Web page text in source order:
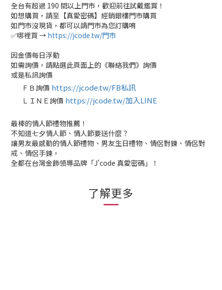
全台有超過 190 間以上門市，歡迎前往試戴鑑賞！
如想購買，請至【真愛密碼】經銷銀樓門市購買
如門市沒現貨，都可以請門市為您訂購唷
✅哪裡買 → https://jcode.tw/門市
因金價每日浮動
如需詢價，請點選此頁面上的《聯絡我們》詢價
或是私訊詢價
ＦＢ詢價 https://jcode.tw/FB私訊
ＬＩＮＥ詢價 https://jcode.tw/加入LINE
最棒的情人節禮物推薦！
不知道七夕情人節、情人節要送什麼？
讓男友最感動的情人節禮物、男友生日禮物、情侶對鍊、情侶對
戒、情侶手鍊，
全都在台灣金飾領導品牌「J'code 真愛密碼」！
了解更多